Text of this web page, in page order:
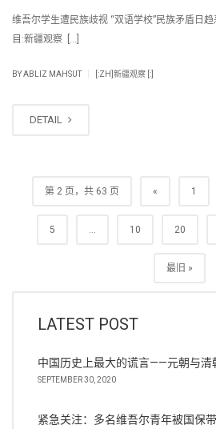
维吾尔学生遭民族歧视 “双语学校”民族矛盾
目:新疆观察 […]
BYABLIZ MAHSUT [:ZH]新疆观察 [:]
DETAIL
第 2 页，共 63 页 « 1
5 ... 10 20
最旧 »
LATEST POST
中国历史上最大的谎言——元朝与清
SEPTEMBER 30, 2020
紧急关注：多名维吾尔青年被国保